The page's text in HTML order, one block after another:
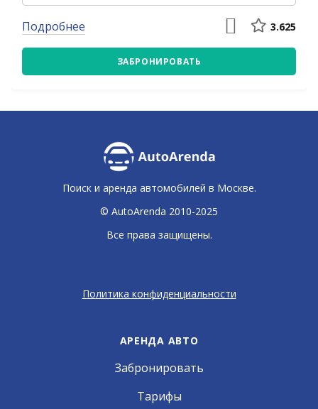
Подробнее 3.625
ЗАБРОНИРОВАТЬ
Поиск и аренда автомобилей в Москве.
© AutoArenda 2010-2025
Все права защищены.
Политика конфиденциальности
АРЕНДА АВТО
Забронировать
Тарифы